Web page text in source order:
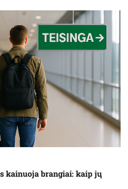
kainuoja brangiai: kaip jų